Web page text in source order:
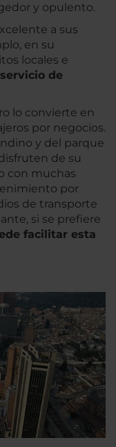
y opulento.
a sus
en su
locales e
servicio de
lo convierte en
por negocios.
y del parque
de su
con muchas
por
de transporte
si se prefiere
facilitar esta